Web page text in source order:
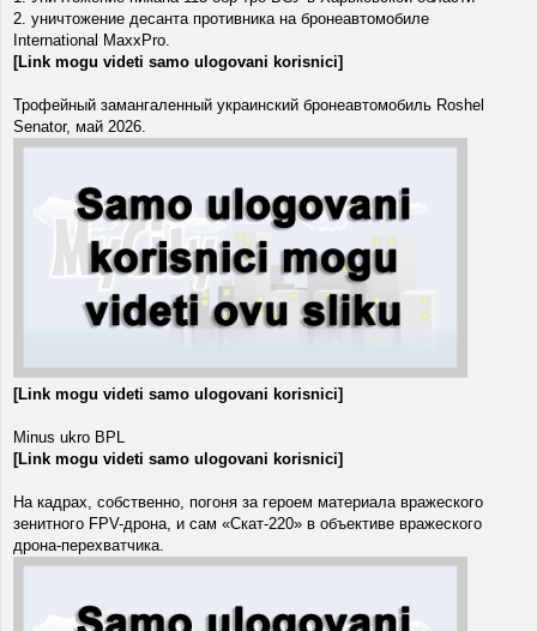
2. уничтожение десанта противника на бронеавтомобиле
International MaxxPro.
[Link mogu videti samo ulogovani korisnici]
Трофейный замангаленный украинский бронеавтомобиль Roshel
Senator, май 2026.
[Link mogu videti samo ulogovani korisnici]
Minus ukro BPL
[Link mogu videti samo ulogovani korisnici]
На кадрах, собственно, погоня за героем материала вражеского
зенитного FPV-дрона, и сам «Скат-220» в объективе вражеского
дрона-перехватчика.